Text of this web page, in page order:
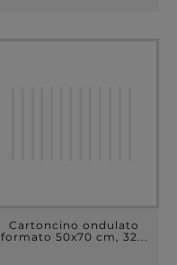
Cartoncino ondulato
formato 50x70 cm, 32...